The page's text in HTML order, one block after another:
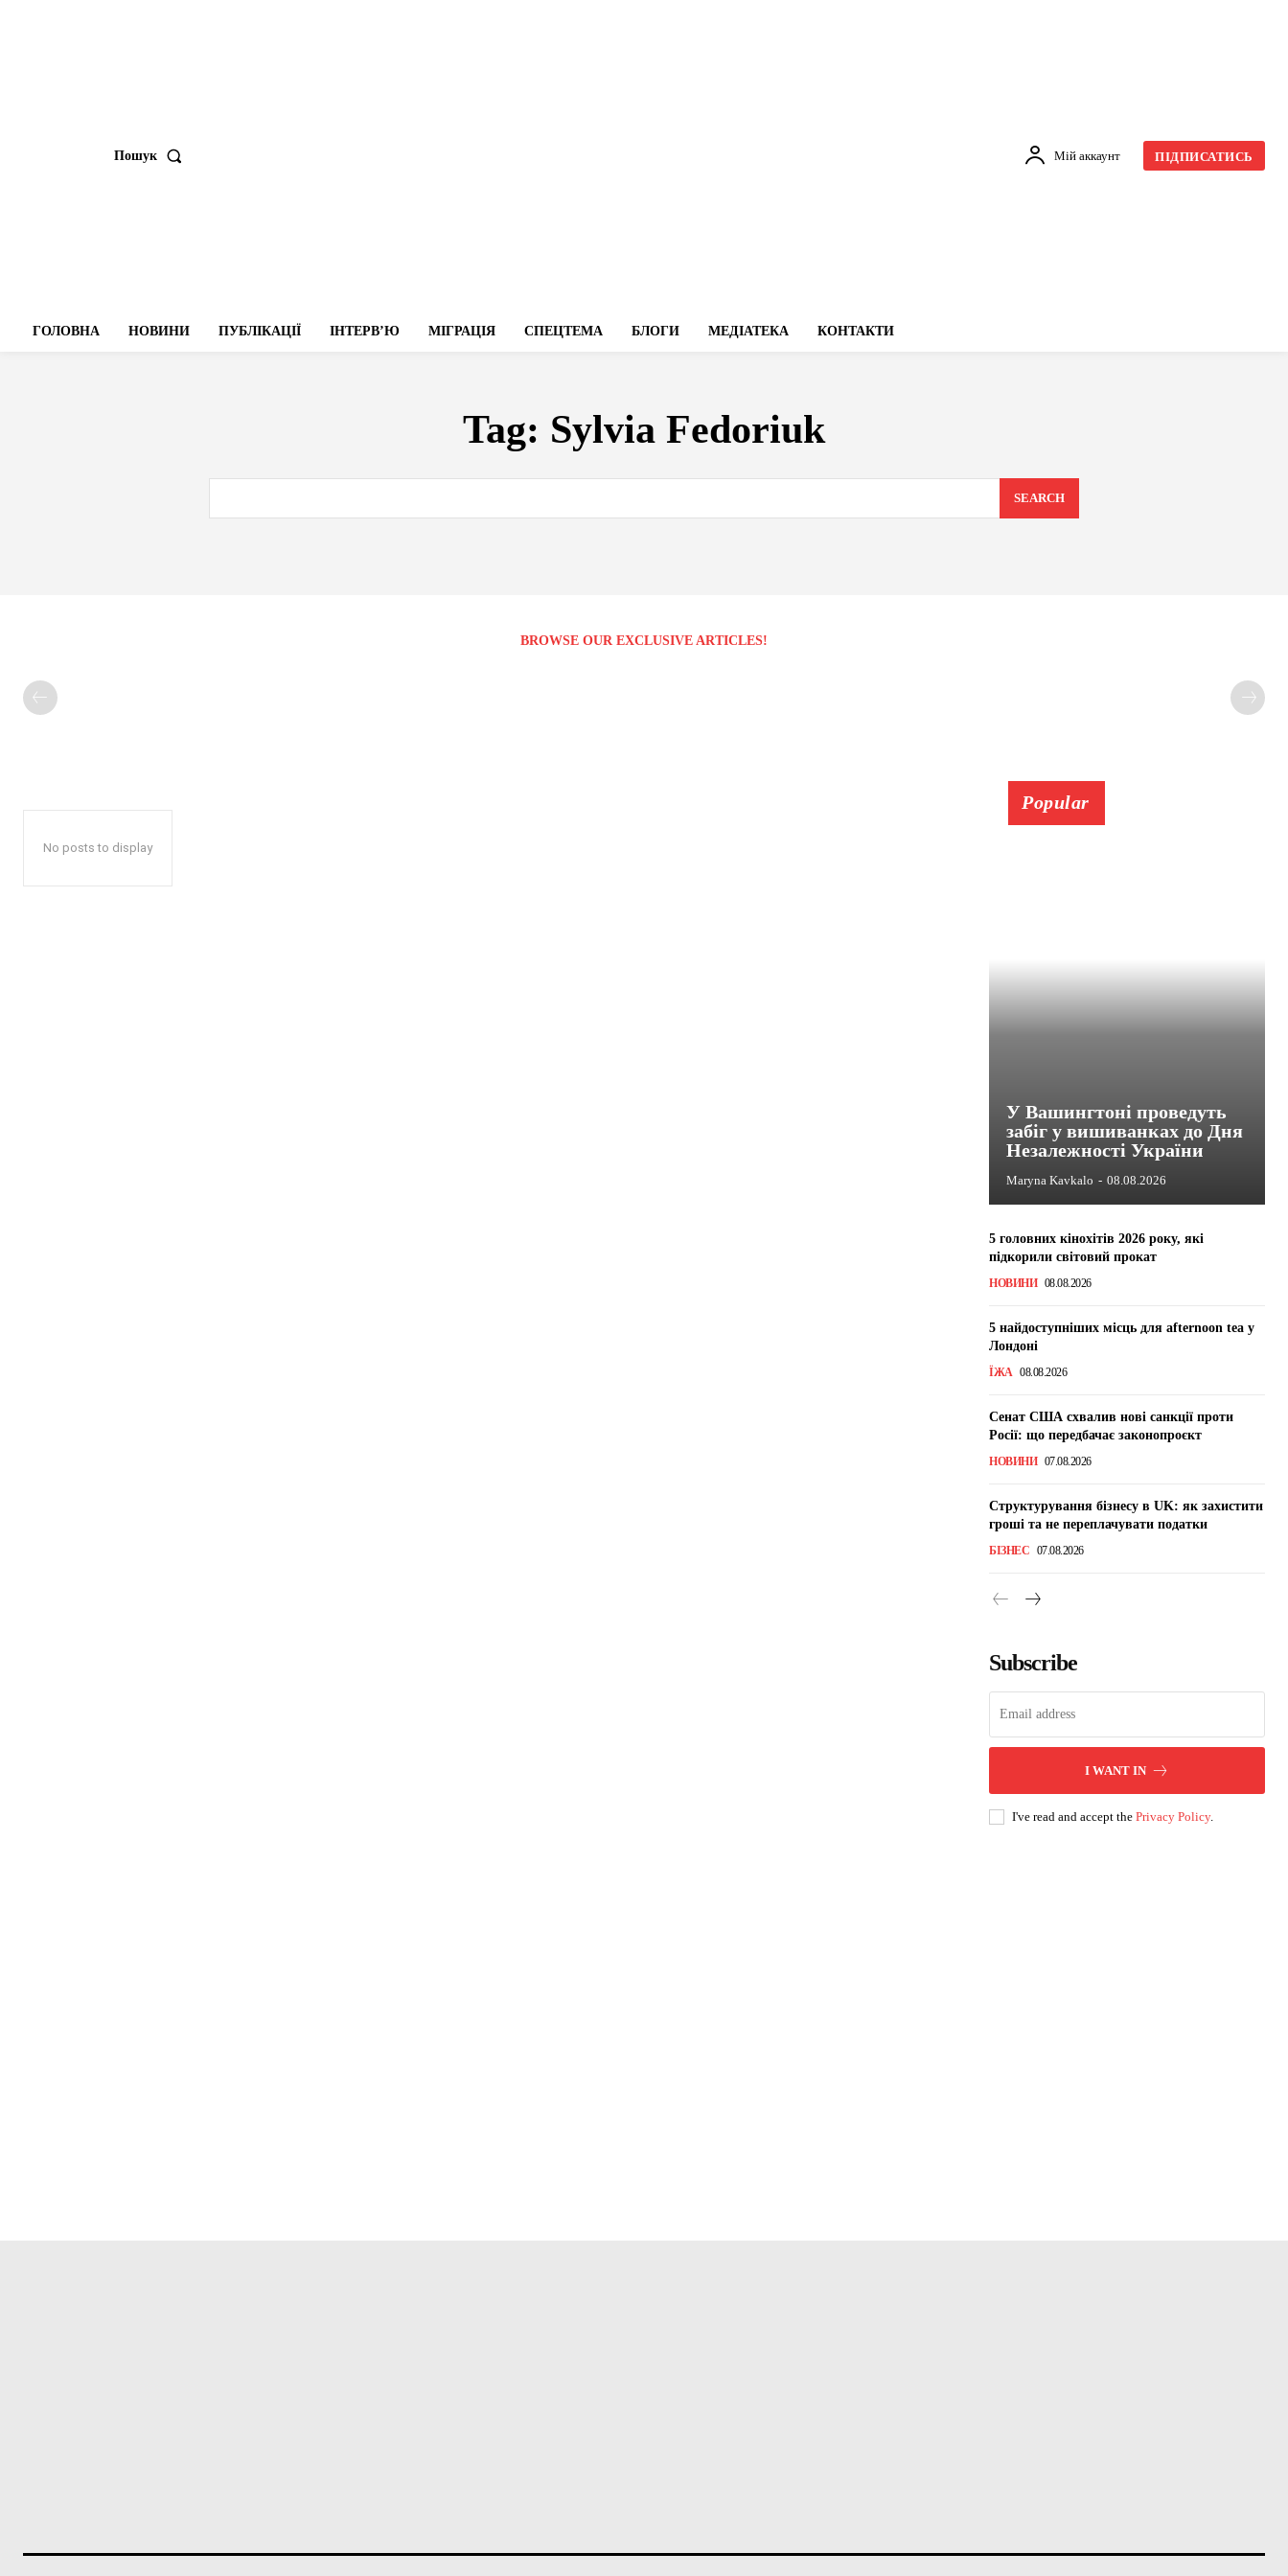
Пошук Мій аккаунт ПІДПИСАТИСЬ
ГОЛОВНА НОВИНИ ПУБЛІКАЦІЇ ІНТЕРВʼЮ МІГРАЦІЯ СПЕЦТЕМА БЛОГИ МЕДІАТЕКА КОНТАКТИ
Tag: Sylvia Fedoriuk
SEARCH
BROWSE OUR EXCLUSIVE ARTICLES!
No posts to display
Popular
У Вашингтоні проведуть
забіг у вишиванках до Дня
Незалежності України
Maryna Kavkalo - 08.08.2026
5 головних кінохітів 2026 року, які
підкорили світовий прокат
НОВИНИ 08.08.2026
5 найдоступніших місць для afternoon tea у
Лондоні
ЇЖА 08.08.2026
Сенат США схвалив нові санкції проти
Росії: що передбачає законопроєкт
НОВИНИ 07.08.2026
Структурування бізнесу в UK: як захистити
гроші та не переплачувати податки
БІЗНЕС 07.08.2026
Subscribe
I WANT IN
I've read and accept the Privacy Policy.